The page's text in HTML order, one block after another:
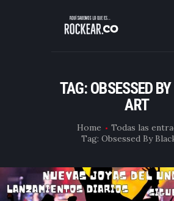
TAG: OBSESSED
ART
Home
Todas las
Tag: Obsessed By
SONIDO COLOMBIANO
PLAYLIST
CONTACTO